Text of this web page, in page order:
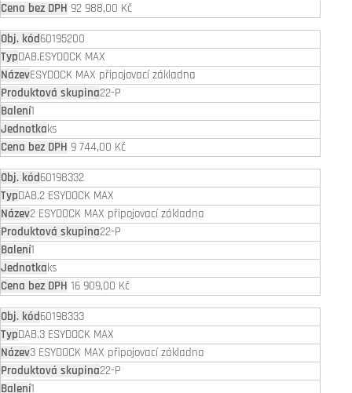
92 988,00 Kč
60195200
DAB.ESYDOCK MAX
ESYDOCK MAX připojovací základna
22-P
1
ks
9 744,00 Kč
60198332
DAB.2 ESYDOCK MAX
2 ESYDOCK MAX připojovací základna
22-P
1
ks
16 909,00 Kč
60198333
DAB.3 ESYDOCK MAX
3 ESYDOCK MAX připojovací základna
22-P
1